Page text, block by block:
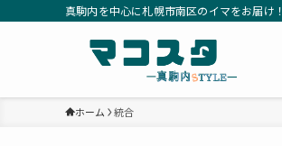
真駒内を中心に札幌市南区のイマをお届け！
ホーム 統合